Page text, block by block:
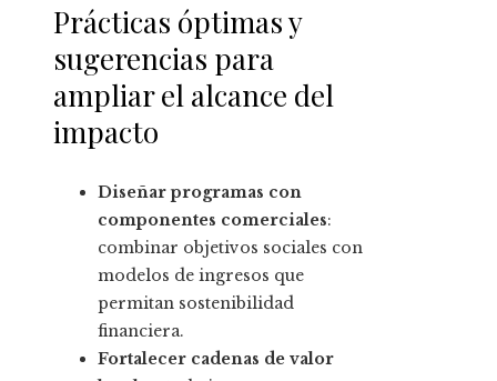
Prácticas óptimas y
sugerencias para
ampliar el alcance del
impacto
Diseñar programas con
componentes comerciales:
combinar objetivos sociales con
modelos de ingresos que
permitan sostenibilidad
financiera.
Fortalecer cadenas de valor